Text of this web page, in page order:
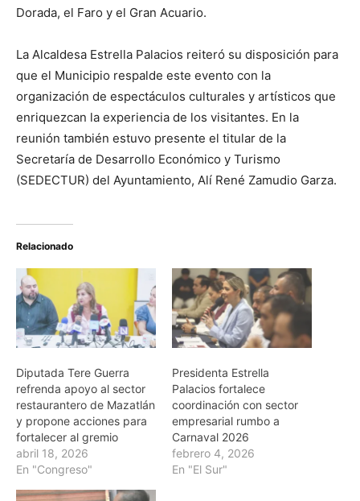
Dorada, el Faro y el Gran Acuario.
La Alcaldesa Estrella Palacios reiteró su disposición para
que el Municipio respalde este evento con la
organización de espectáculos culturales y artísticos que
enriquezcan la experiencia de los visitantes. En la
reunión también estuvo presente el titular de la
Secretaría de Desarrollo Económico y Turismo
(SEDECTUR) del Ayuntamiento, Alí René Zamudio Garza.
Relacionado
Diputada Tere Guerra
refrenda apoyo al sector
restaurantero de Mazatlán
y propone acciones para
fortalecer al gremio
abril 18, 2026
En "Congreso"
Presidenta Estrella
Palacios fortalece
coordinación con sector
empresarial rumbo a
Carnaval 2026
febrero 4, 2026
En "El Sur"